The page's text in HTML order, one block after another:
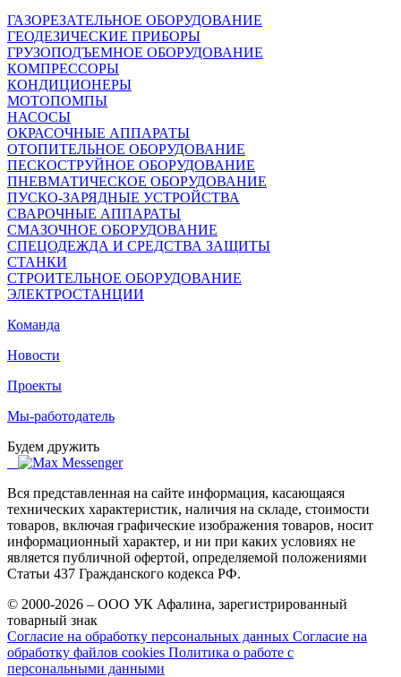
ГАЗОРЕЗАТЕЛЬНОЕ ОБОРУДОВАНИЕ
ГЕОДЕЗИЧЕСКИЕ ПРИБОРЫ
ГРУЗОПОДЪЕМНОЕ ОБОРУДОВАНИЕ
КОМПРЕССОРЫ
КОНДИЦИОНЕРЫ
МОТОПОМПЫ
НАСОСЫ
ОКРАСОЧНЫЕ АППАРАТЫ
ОТОПИТЕЛЬНОЕ ОБОРУДОВАНИЕ
ПЕСКОСТРУЙНОЕ ОБОРУДОВАНИЕ
ПНЕВМАТИЧЕСКОЕ ОБОРУДОВАНИЕ
ПУСКО-ЗАРЯДНЫЕ УСТРОЙСТВА
СВАРОЧНЫЕ АППАРАТЫ
СМАЗОЧНОЕ ОБОРУДОВАНИЕ
СПЕЦОДЕЖДА И СРЕДСТВА ЗАЩИТЫ
СТАНКИ
СТРОИТЕЛЬНОЕ ОБОРУДОВАНИЕ
ЭЛЕКТРОСТАНЦИИ
Команда
Новости
Проекты
Мы-работодатель
Будем дружить
Вся представленная на сайте информация, касающаяся
технических характеристик, наличия на складе, стоимости
товаров, включая графические изображения товаров, носит
информационный характер, и ни при каких условиях не
является публичной офертой, определяемой положениями
Статьи 437 Гражданского кодекса РФ.
© 2000-2026 – ООО УК Афалина, зарегистрированный
товарный знак
Согласие на обработку персональных данных Согласие на
обработку файлов cookies Политика о работе с
персональными данными